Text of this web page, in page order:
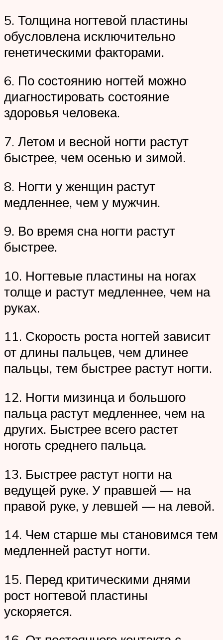
5. Толщина ногтевой пластины
обусловлена исключительно
генетическими факторами.
6. По состоянию ногтей можно
диагностировать состояние
здоровья человека.
7. Летом и весной ногти растут
быстрее, чем осенью и зимой.
8. Ногти у женщин растут
медленнее, чем у мужчин.
9. Во время сна ногти растут
быстрее.
10. Ногтевые пластины на ногах
толще и растут медленнее, чем на
руках.
11. Скорость роста ногтей зависит
от длины пальцев, чем длинее
пальцы, тем быстрее растут ногти.
12. Ногти мизинца и большого
пальца растут медленнее, чем на
других. Быстрее всего растет
ноготь среднего пальца.
13. Быстрее растут ногти на
ведущей руке. У правшей — на
правой руке, у левшей — на левой.
14. Чем старше мы становимся тем
медленней растут ногти.
15. Перед критическими днями
рост ногтевой пластины
ускоряется.